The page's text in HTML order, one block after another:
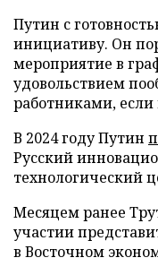
Путин с
инициативу. Он
мероприятие в
удовольствием
работниками, если
В 2024 году Путин
Русский
технологический
Месяцем ранее
участии
в Восточном